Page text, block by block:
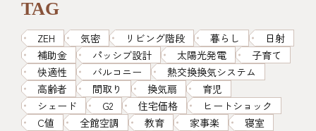
TAG
ZEH 気密 リビング階段 暮らし
日射
補助金
パッシブ設計 太陽光発電
子育て
快適性
バルコニー
熱交換換気システム
高齢者
間取り 換気扇
育児
シェード
G2 住宅価格
ヒートショック
C値
全館空調 教育 家事楽
寝室